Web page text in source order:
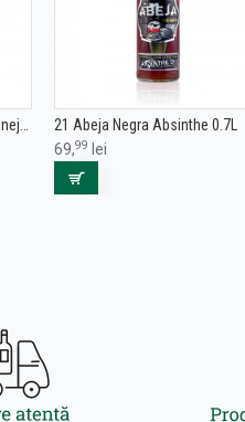
21 Abeja Negra Absinthe 0.7L
69,99 lei